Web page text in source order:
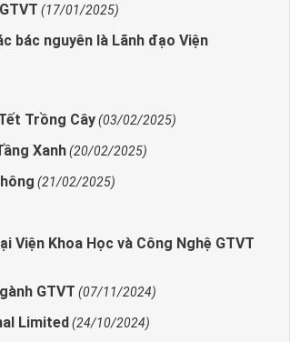
(17/01/2025)
bác nguyên là Lãnh đạo Viện
Trồng Cây(03/02/2025)
Xanh(20/02/2025)
(21/02/2025)
Viện Khoa Học và Công Nghệ GTVT
GTVT (07/11/2024)
Limited(24/10/2024)